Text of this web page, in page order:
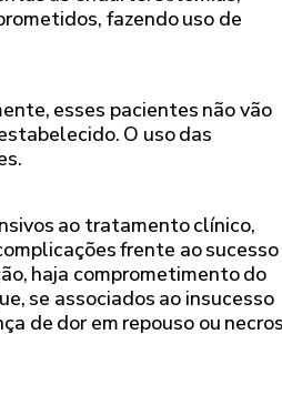
fazendo uso de
esses pacientes não vão
O uso das
ao tratamento clínico,
frente ao sucesso
haja comprometimento do
se associados ao insucesso
de dor em repouso ou